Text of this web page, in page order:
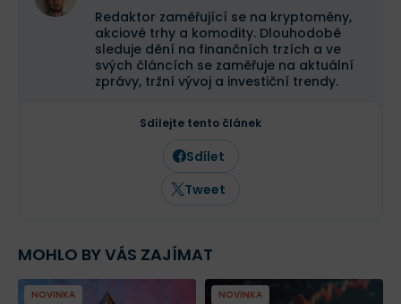
Redaktor zaměřující se na kryptoměny,
akciové trhy a komodity. Dlouhodobě
sleduje dění na finančních trzích a ve
svých článcích se zaměřuje na aktuální
zprávy, tržní vývoj a investiční trendy.
Sdílejte tento článek
Sdílet
Tweet
MOHLO BY VÁS ZAJÍMAT
NOVINKA NOVINKA